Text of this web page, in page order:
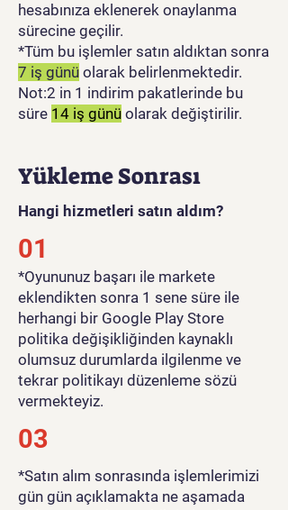
hesabınıza eklenerek onaylanma
sürecine geçilir.
*Tüm bu işlemler satın aldıktan sonra
7 iş günü olarak belirlenmektedir.
Not:2 in 1 indirim pakatlerinde bu
süre 14 iş günü olarak değiştirilir.
Yükleme Sonrası
Hangi hizmetleri satın aldım?
01
​*Oyununuz başarı ile markete
eklendikten sonra 1 sene süre ile
herhangi bir Google Play Store
politika değişikliğinden kaynaklı
olumsuz durumlarda ilgilenme ve
tekrar politikayı düzenleme sözü
vermekteyiz.
03
*Satın alım sonrasında işlemlerimizi
gün gün açıklamakta ne aşamada